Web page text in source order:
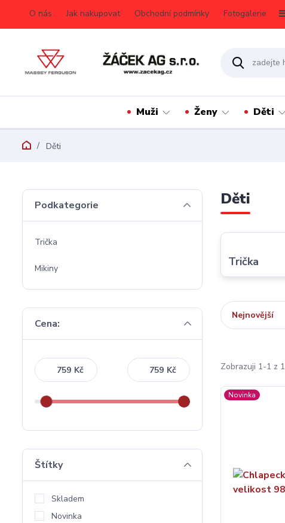
O nás Jak nakupovat Obchodní podmínky Fotogalerie
Muži Ženy Děti
Děti
Děti
Trička
Nejnovější
Zobrazuji 1-1 z 1
Novinka
Podkategorie
Trička
Mikiny
Cena:
Kč Kč
Štítky
Skladem
Novinka